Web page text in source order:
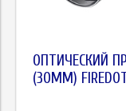
ОПТИЧЕСКИЙ
(30MM)